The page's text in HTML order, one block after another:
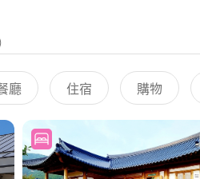
廳 住宿 購物